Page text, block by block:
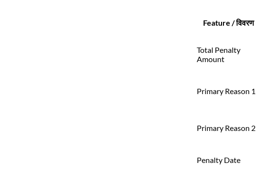
Feature / विवरण
Total Penalty
Amount
Primary Reason 1
Primary Reason 2
Penalty Date